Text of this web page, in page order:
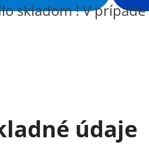
skladom ! V
údaje